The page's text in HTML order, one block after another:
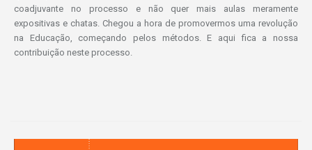
coadjuvante no processo e não quer mais aulas meramente
expositivas e chatas. Chegou a hora de promovermos uma revolução
na Educação, começando pelos métodos. E aqui fica a nossa
contribuição neste processo.